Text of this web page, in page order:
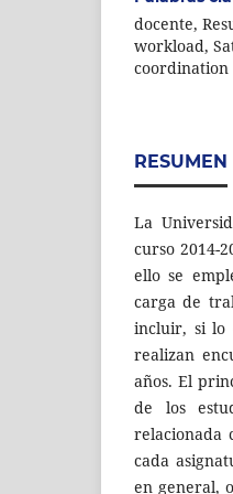
docente,
workload,
coordination
RESUMEN
La
curso 2014-
ello se
carga de
incluir, si lo
realizan
años. El
de los
relacionada
cada
en general,